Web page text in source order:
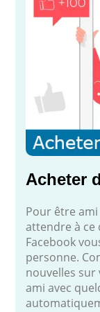
Acheter
Pour être ami
attendre à ce
Facebook
personne.
nouvelles sur
ami avec